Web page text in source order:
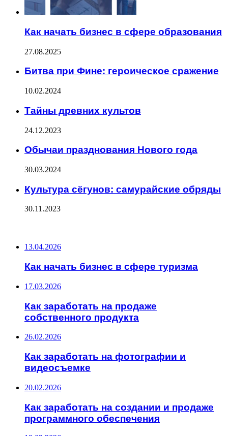
Как начать бизнес в сфере образования
27.08.2025
Битва при Фине: героическое сражение
10.02.2024
Тайны древних культов
24.12.2023
Обычаи празднования Нового года
30.03.2024
Культура сёгунов: самурайские обряды
30.11.2023
13.04.2026
Как начать бизнес в сфере туризма
17.03.2026
Как заработать на продаже
собственного продукта
26.02.2026
Как заработать на фотографии и
видеосъемке
20.02.2026
Как заработать на создании и продаже
программного обеспечения